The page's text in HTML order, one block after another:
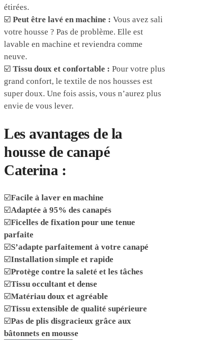
étirées.
☑️ Peut être lavé en machine : Vous avez sali
votre housse ? Pas de problème. Elle est
lavable en machine et reviendra comme
neuve.
☑️ Tissu doux et confortable : Pour votre plus
grand confort, le textile de nos housses est
super doux. Une fois assis, vous n’aurez plus
envie de vous lever.
Les avantages de la
housse de canapé
Caterina :
☑️Facile à laver en machine
☑️Adaptée à 95% des canapés
☑️Ficelles de fixation pour une tenue
parfaite
☑️S’adapte parfaitement à votre canapé
☑️Installation simple et rapide
☑️Protège contre la saleté et les tâches
☑️Tissu occultant et dense
☑️Matériau doux et agréable
☑️Tissu extensible de qualité supérieure
☑️Pas de plis disgracieux grâce aux
bâtonnets en mousse